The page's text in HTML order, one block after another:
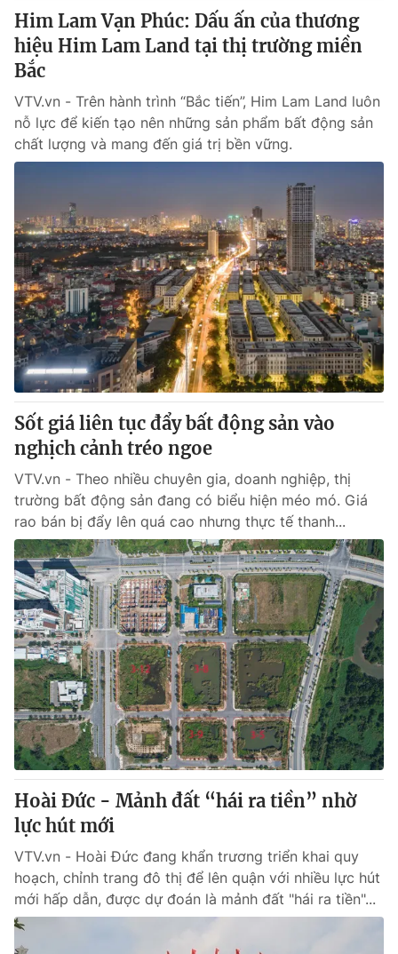
Tư vấn
Chuyên mục khác
Emagazine
Photo Infographic
VTV Money VTV Thể thao
VTV Sức khoẻ Bất động sản
Thị trường 24h Tấm lòng Việt
VTV4 Vươn mình bằng AI
VTV9 VTV8
Liên hệ tòa soạn English
THỜI BÁO VTV
Theo dõi báo trên
Cơ quan chủ quản:Đài Truyền hình Việt Nam
Cơ quan báo chí:Thời báo VTV
Giấy phép hoạt động báo in và báo điện tử số 483/GP-BTTTT
cấp ngày 29/12/2023
Tổng Biên tập:Vũ Thanh Thủy
Phó Tổng Biên tập:Nguyễn Thị Mỹ Hạnh, Phạm Quốc Thắng,
Nguyễn Trọng Ninh
Ðiện thoại Thời báo VTV:
024.66 897 897
Email: toasoan@vtv.vn
Liên hệ quảng cáo:024-7300.7108
Him Lam Vạn Phúc: Dấu ấn của thương
hiệu Him Lam Land tại thị trường miền
Bắc
VTV.vn - Trên hành trình “Bắc tiến”, Him Lam Land luôn
nỗ lực để kiến tạo nên những sản phẩm bất động sản
chất lượng và mang đến giá trị bền vững.
Sốt giá liên tục đẩy bất động sản vào
nghịch cảnh tréo ngoe
VTV.vn - Theo nhiều chuyên gia, doanh nghiệp, thị
trường bất động sản đang có biểu hiện méo mó. Giá
rao bán bị đẩy lên quá cao nhưng thực tế thanh...
Hoài Đức - Mảnh đất “hái ra tiền” nhờ
lực hút mới
VTV.vn - Hoài Đức đang khẩn trương triển khai quy
hoạch, chỉnh trang đô thị để lên quận với nhiều lực hút
mới hấp dẫn, được dự đoán là mảnh đất "hái ra tiền"...